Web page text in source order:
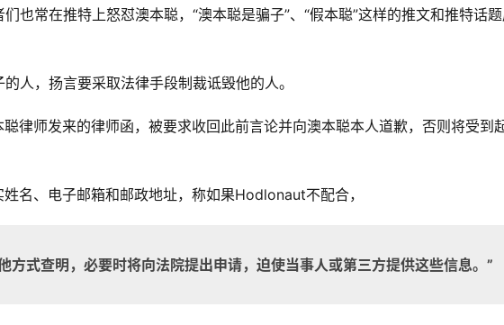
也常在推特上怒怼澳本聪，“澳本聪是骗子”、“假本聪”这样的推文和推特话
人，扬言要采取法律手段制裁诋毁他的人。
律师发来的律师函，被要求收回此前言论并向澳本聪本人道歉，否则将受到
名、电子邮箱和邮政地址，称如果Hodlonaut不配合，
方式查明，必要时将向法院提出申请，迫使当事人或第三方提供这些信息。”